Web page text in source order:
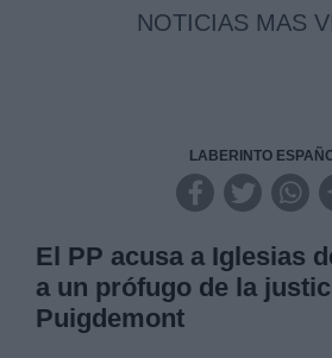
NOTICIAS MAS
LABERINTO
El PP acusa a Iglesias
a un prófugo de la
Puigdemont